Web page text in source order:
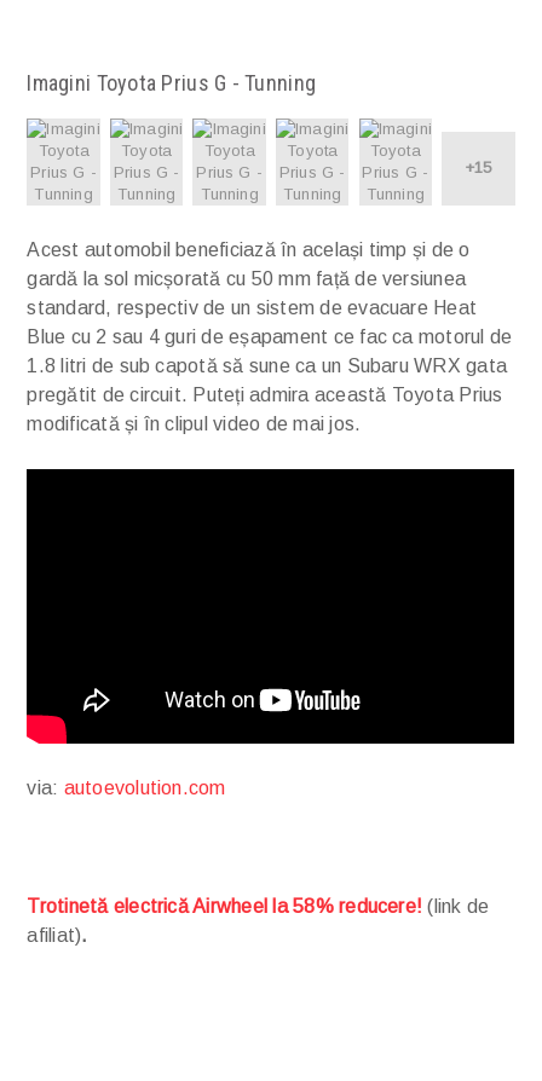
Imagini Toyota Prius G - Tunning
+15
Acest automobil beneficiază în același timp și de o
gardă la sol micșorată cu 50 mm față de versiunea
standard, respectiv de un sistem de evacuare Heat
Blue cu 2 sau 4 guri de eșapament ce fac ca motorul de
1.8 litri de sub capotă să sune ca un Subaru WRX gata
pregătit de circuit. Puteți admira această Toyota Prius
modificată și în clipul video de mai jos.
via: autoevolution.com
Trotinetă electrică Airwheel la 58% reducere! (link de
afiliat).